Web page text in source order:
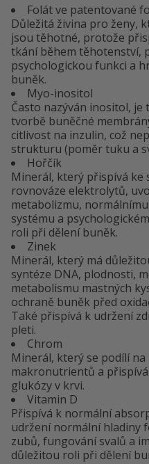
Folát ve patentované
Důležitá živina pro ženy,
jsou těhotné, protože
tkání během těhotenství,
psychologickou funkci a
buněk.
Myo-inositol
Často nazýván inositol,
tvorbě buněčné
citlivost na inzulin, což
strukturu (poměr tuku a
Hořčík
Minerál, který přispívá ke
rovnováze elektrolytů,
metabolizmu,
systému a
roli při dělení buněk.
Zinek
Minerál, který má
syntéze DNA, plodnosti,
metabolismu mastných
ochraně buněk před
Také přispívá k udržení
pleti.
Chrom
Minerál, který se podílí
makronutrientů a
glukózy v krvi.
Vitamin D
Přispívá k normální
udržení normální hladiny
zubů, fungování svalů a
důležitou roli při dělení